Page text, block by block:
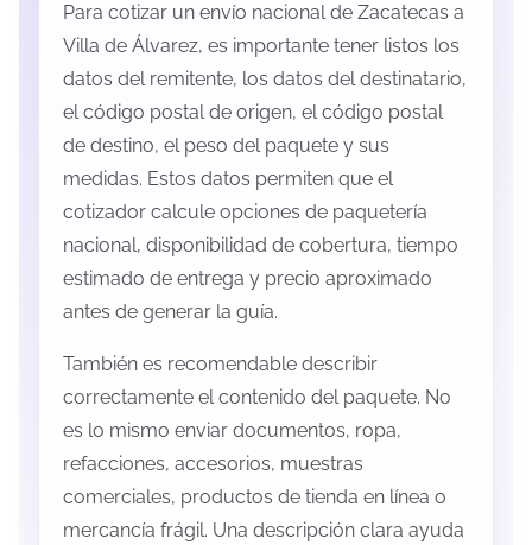
Para cotizar un envío nacional de Zacatecas a
Villa de Álvarez, es importante tener listos los
datos del remitente, los datos del destinatario,
el código postal de origen, el código postal
de destino, el peso del paquete y sus
medidas. Estos datos permiten que el
cotizador calcule opciones de paquetería
nacional, disponibilidad de cobertura, tiempo
estimado de entrega y precio aproximado
antes de generar la guía.
También es recomendable describir
correctamente el contenido del paquete. No
es lo mismo enviar documentos, ropa,
refacciones, accesorios, muestras
comerciales, productos de tienda en línea o
mercancía frágil. Una descripción clara ayuda